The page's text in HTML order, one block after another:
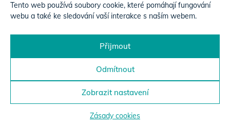
Tento web používá soubory cookie, které pomáhají fungování
webu a také ke sledování vaší interakce s naším webem.
Přijmout
Odmítnout
Zobrazit nastavení
Zásady cookies